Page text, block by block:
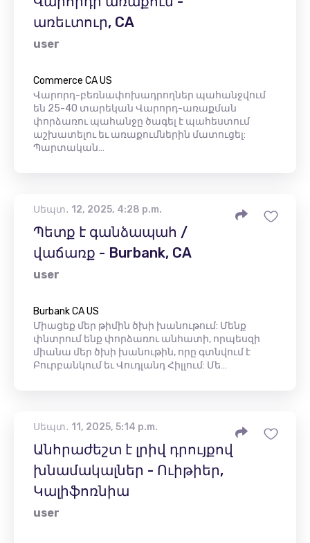
առեւտուր, CA
user
Commerce CA US
Վարորդ-բեռնափոխադրողներ պահանջվում
են 25-40 տարեկան Վարորդ-առաքման
փորձառու պահանջը ծագել է պահեստում
աշխատելու եւ առաքումներին մատուցել:
Պարտական…
Սեպտ․ 12, 2025, 4:28 p.m.
Պետք է գանձապահ /
վաճառք - Burbank, CA
user
Burbank CA US
Միացեք մեր թիմին ծխի խանութում: Մենք
փնտրում ենք փորձառու անհատի, որպեսզի
միանա մեր ծխի խանութին, որը գտնվում է
Բուրբանկում եւ Վուդլանդ Հիլլում: Մե…
Սեպտ․ 11, 2025, 5:14 p.m.
Անհրաժեշտ է լրիվ դրույքով
խնամակալներ - Ուիթիեր,
Կալիֆոռնիա
user